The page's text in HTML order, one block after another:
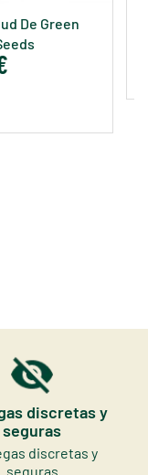
De Green
discretas y
seguras
discretas y
seguras